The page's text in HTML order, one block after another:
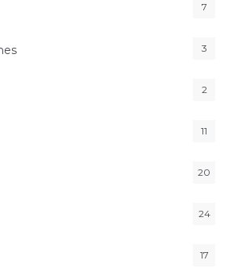
7
3
2
11
20
24
17